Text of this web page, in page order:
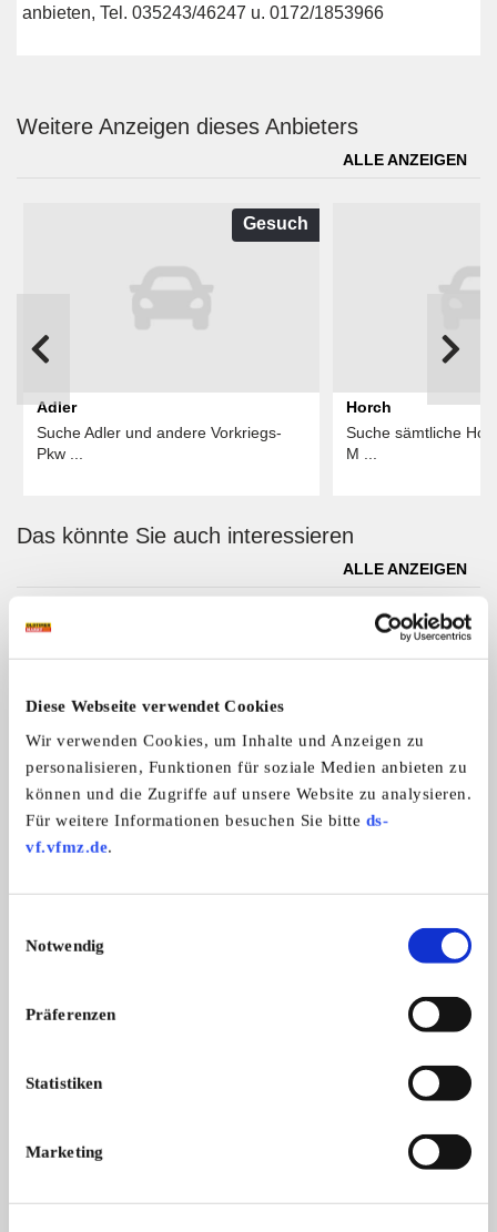
Diese Webseite verwendet Cookies
Wir verwenden Cookies, um Inhalte und Anzeigen zu
personalisieren, Funktionen für soziale Medien anbieten zu
können und die Zugriffe auf unsere Website zu analysieren.
Für weitere Informationen besuchen Sie bitte ds-
vf.vfmz.de.
Notwendig
Präferenzen
Statistiken
Marketing
anbieten, Tel. 035243/46247 u. 0172/1853966
Weitere Anzeigen dieses Anbieters
ALLE ANZEIGEN
Gesuch
Adler
Suche Adler und andere Vorkriegs-
Pkw ...
Horch
Suche sämtliche
M ...
Das könnte Sie auch interessieren
ALLE ANZEIGEN
Ford (EU) Ford Fiesta
"Mamma‘s Liebling sucht einen neuen
Mercedes-Benz 190
Gesuch